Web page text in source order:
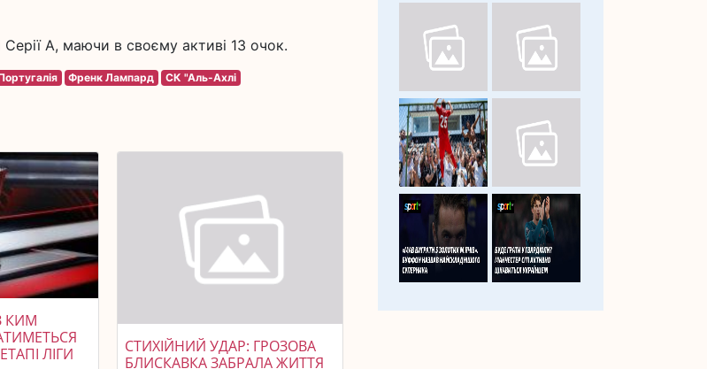
Серії А, маючи в своєму активі 13 очок.
Френк Лампард
СК "Аль-Ахлі
КИМ
ЛІГИ
СТИХІЙНИЙ УДАР: ГРОЗОВА
БЛИСКАВКА ЗАБРАЛА ЖИТТЯ